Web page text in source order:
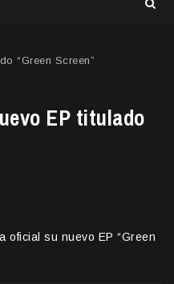
“Green Screen”
EP titulado
oficial su nuevo EP “Green